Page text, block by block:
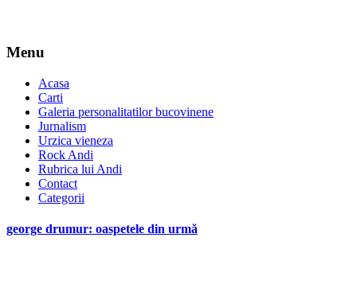
Menu
Acasa
Carti
Galeria personalitatilor bucovinene
Jurnalism
Urzica vieneza
Rock Andi
Rubrica lui Andi
Contact
Categorii
george drumur: oaspetele din urmă